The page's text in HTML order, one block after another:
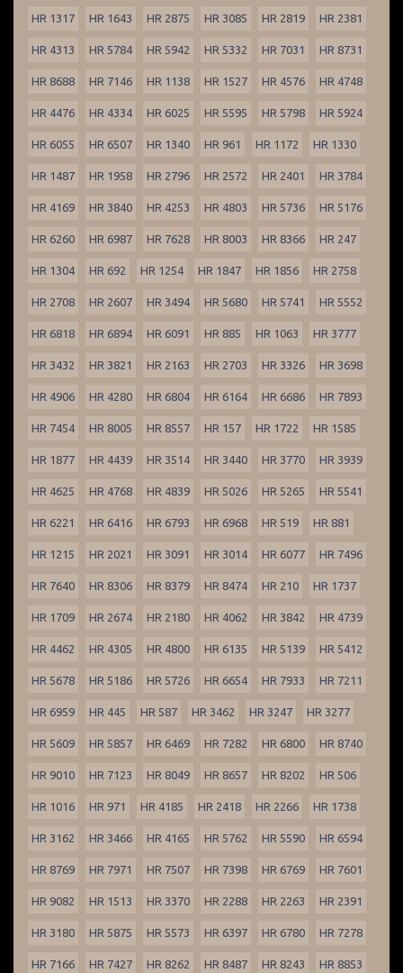
HR 1317 HR 1643 HR 2875 HR 3085 HR 2819 HR 2381
HR 4313 HR 5784 HR 5942 HR 5332 HR 7031 HR 8731
HR 8688 HR 7146 HR 1138 HR 1527 HR 4576 HR 4748
HR 4476 HR 4334 HR 6025 HR 5595 HR 5798 HR 5924
HR 6055 HR 6507 HR 1340 HR 961 HR 1172 HR 1330
HR 1487 HR 1958 HR 2796 HR 2572 HR 2401 HR 3784
HR 4169 HR 3840 HR 4253 HR 4803 HR 5736 HR 5176
HR 6260 HR 6987 HR 7628 HR 8003 HR 8366 HR 247
HR 1304 HR 692 HR 1254 HR 1847 HR 1856 HR 2758
HR 2708 HR 2607 HR 3494 HR 5680 HR 5741 HR 5552
HR 6818 HR 6894 HR 6091 HR 885 HR 1063 HR 3777
HR 3432 HR 3821 HR 2163 HR 2703 HR 3326 HR 3698
HR 4906 HR 4280 HR 6804 HR 6164 HR 6686 HR 7893
HR 7454 HR 8005 HR 8557 HR 157 HR 1722 HR 1585
HR 1877 HR 4439 HR 3514 HR 3440 HR 3770 HR 3939
HR 4625 HR 4768 HR 4839 HR 5026 HR 5265 HR 5541
HR 6221 HR 6416 HR 6793 HR 6968 HR 519 HR 881
HR 1215 HR 2021 HR 3091 HR 3014 HR 6077 HR 7496
HR 7640 HR 8306 HR 8379 HR 8474 HR 210 HR 1737
HR 1709 HR 2674 HR 2180 HR 4062 HR 3842 HR 4739
HR 4462 HR 4305 HR 4800 HR 6135 HR 5139 HR 5412
HR 5678 HR 5186 HR 5726 HR 6654 HR 7933 HR 7211
HR 6959 HR 445 HR 587 HR 3462 HR 3247 HR 3277
HR 5609 HR 5857 HR 6469 HR 7282 HR 6800 HR 8740
HR 9010 HR 7123 HR 8049 HR 8657 HR 8202 HR 506
HR 1016 HR 971 HR 4185 HR 2418 HR 2266 HR 1738
HR 3162 HR 3466 HR 4165 HR 5762 HR 5590 HR 6594
HR 8769 HR 7971 HR 7507 HR 7398 HR 6769 HR 7601
HR 9082 HR 1513 HR 3370 HR 2288 HR 2263 HR 2391
HR 3180 HR 5875 HR 5573 HR 6397 HR 6780 HR 7278
HR 7166 HR 7427 HR 8262 HR 8487 HR 8243 HR 8853